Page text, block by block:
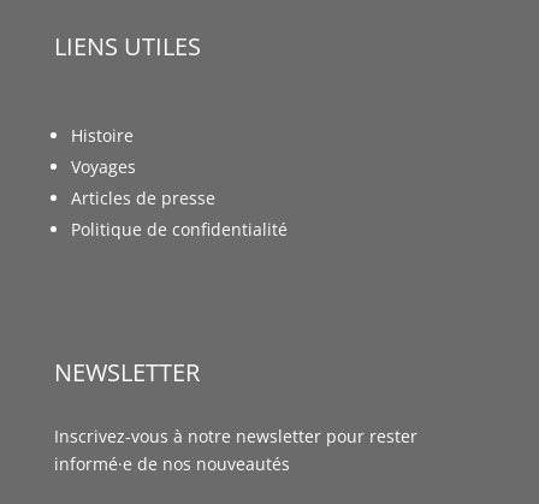
LIENS UTILES
Histoire
Voyages
Articles de presse
Politique de confidentialité
NEWSLETTER
Inscrivez-vous à notre newsletter pour rester
informé·e de nos nouveautés